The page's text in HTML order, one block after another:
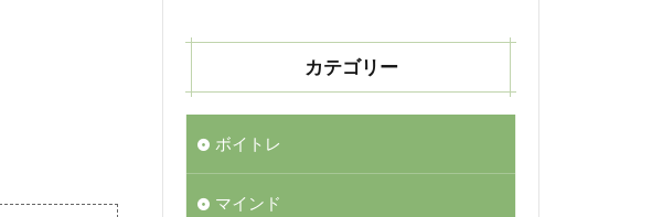
カテゴリー
ボイトレ
マインド